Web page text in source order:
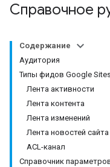
Справочное
Содержание
Аудитория
Типы фидов Google
Лента активности
Лента контента
Лента изменений
Лента новостей сайта
ACL-канал
Справочник